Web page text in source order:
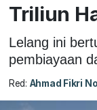
Triliun
Lelang ini
pembiayaan
Red: Ahmad Fikri